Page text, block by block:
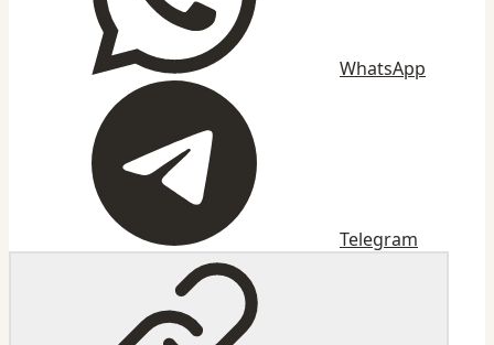
WhatsApp
Telegram